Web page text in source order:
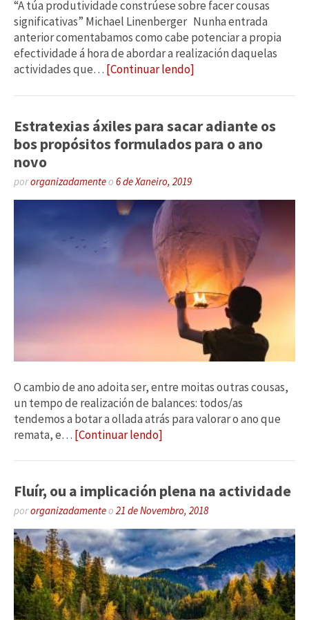
“A túa produtividade constrúese sobre facer cousas
significativas” Michael Linenberger Nunha entrada
anterior comentabamos como cabe potenciar a propia
efectividade á hora de abordar a realización daquelas
actividades que… [Continuar lendo]
Estratexias áxiles para sacar adiante os
bos propósitos formulados para o ano
novo
pororganizadamenteo 6 de Xaneiro, 2019
O cambio de ano adoita ser, entre moitas outras cousas,
un tempo de realización de balances: todos/as
tendemos a botar a ollada atrás para valorar o ano que
remata, e… [Continuar lendo]
Fluír, ou a implicación plena na actividade
pororganizadamenteo 21 de Novembro, 2018